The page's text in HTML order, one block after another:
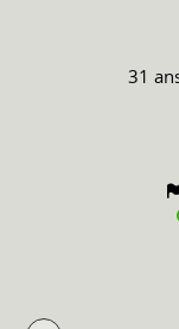
31